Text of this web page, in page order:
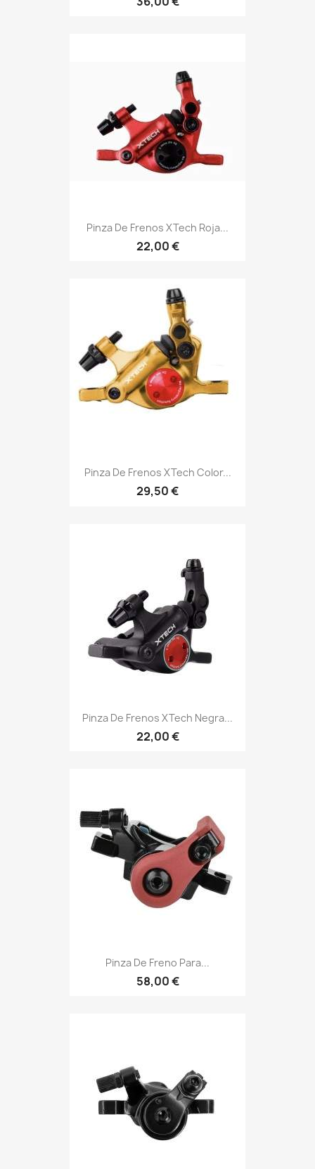
Pinza De Frenos XTech Roja...
22,00 €
Pinza De Frenos XTech Color...
29,50 €
Pinza De Frenos XTech Negra...
22,00 €
Pinza De Freno Para...
58,00 €